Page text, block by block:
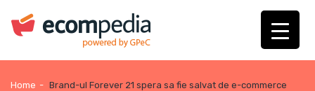
Home - Brand-ul Forever 21 spera sa fie salvat de e-commerce